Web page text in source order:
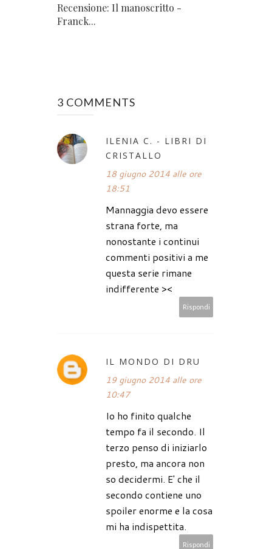
Recensione: Il manoscritto -
Franck...
3 COMMENTS
ILENIA C. - LIBRI DI
CRISTALLO
18 giugno 2014 alle ore
18:51
Mannaggia devo essere
strana forte, ma
nonostante i continui
commenti positivi a me
questa serie rimane
indifferente ><
Rispondi
IL MONDO DI DRU
19 giugno 2014 alle ore
10:47
Io ho finito qualche
tempo fa il secondo. Il
terzo penso di iniziarlo
presto, ma ancora non
so decidermi. E' che il
secondo contiene uno
spoiler enorme e la cosa
mi ha indispettita.
Rispondi